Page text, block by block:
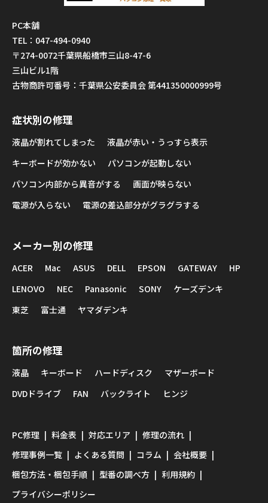
PC本舗
TEL：047-494-0940
〒274-0072千葉県船橋市三山8-47-6
三山ビル1階
古物商許可番号：千葉県公安委員会 第441350000999号
症状別の修理
液晶が割れてしまった
液晶が赤い・うっすら表示
キーボードが効かない
パソコンが起動しない
パソコン内部から異音がする
画面が映らない
電源が入らない
電源の差込部分がグラグラする
メーカー別の修理
ACER Mac ASUS DELL EPSON GATEWAY
HP
LENOVO
NEC Panasonic SONY
ケーズデンキ
東芝
富士通 ヤマダデンキ
箇所の修理
液晶 キーボード ハードディスク
マザーボード
DVDドライブ
FAN バックライト ヒンジ
PC修理 料金表 対応エリア
修理の流れ
修理事例一覧
よくある質問 コラム
会社概要
梱包方法・梱包手順
型番の調べ方
利用規約
プライバシーポリシー